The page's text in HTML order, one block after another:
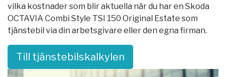
vilka kostnader som blir aktuella när du har en Skoda
OCTAVIA Combi Style TSI 150 Original Estate som
tjänstebil via din arbetsgivare eller den egna firman.
Till tjänstebilskalkylen